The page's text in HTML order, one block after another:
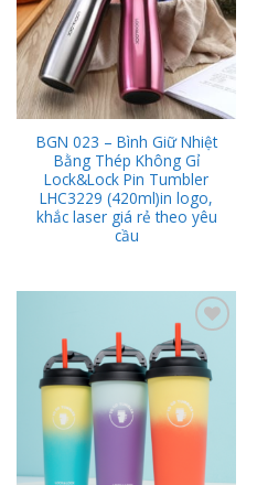
BGN 023 – Bình Giữ Nhiệt
Bằng Thép Không Gỉ
Lock&Lock Pin Tumbler
LHC3229 (420ml)in logo,
khắc laser giá rẻ theo yêu
cầu
Add to
Wishlist